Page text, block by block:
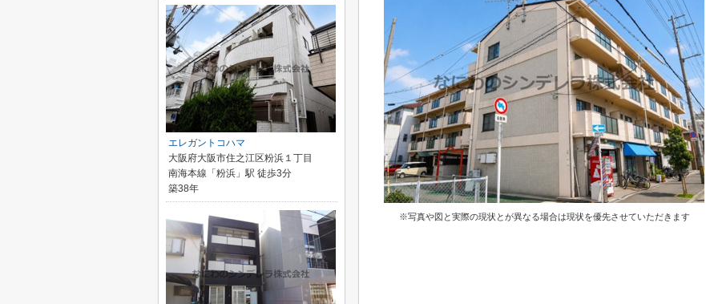
※写真や図と実際の現状とが異なる場合は現状を優先させていただきます
エレガントコハマ
大阪府大阪市住之江区粉浜１丁目
南海本線「粉浜」駅 徒歩3分
築38年